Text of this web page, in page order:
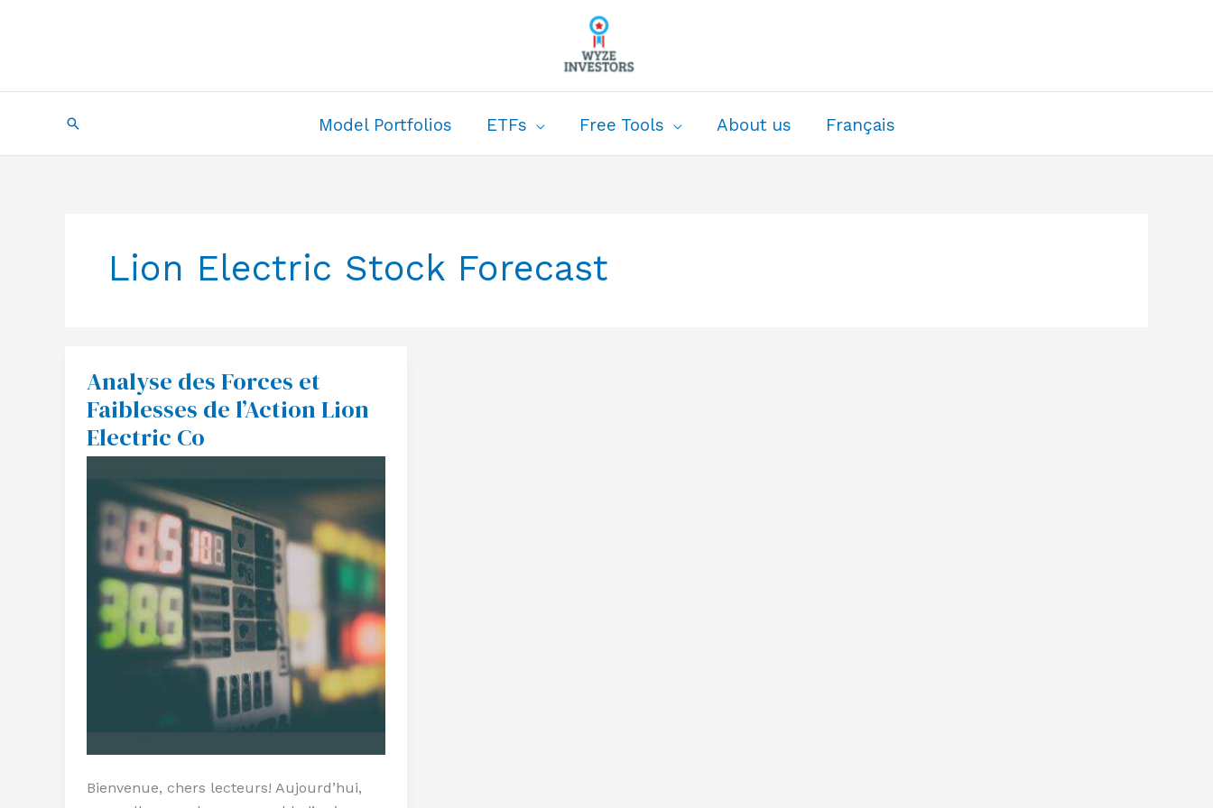
Search Model Portfolios ETFs Free Tools About us Français
Lion Electric Stock Forecast
Analyse des Forces et
Faiblesses de l’Action Lion
Electric Co
Bienvenue, chers lecteurs! Aujourd’hui,
Analyse
des
Forces
et
Faiblesses
de
l’Action
Electric
Co